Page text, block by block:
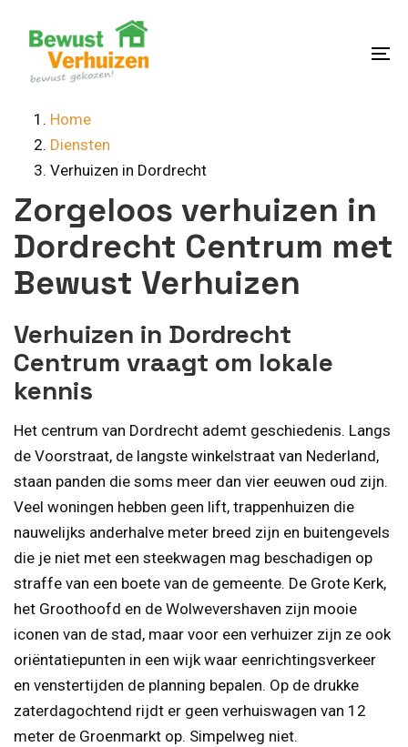
content
Home
Diensten
Verhuizen in Dordrecht
Zorgeloos verhuizen in
Dordrecht Centrum met
Bewust Verhuizen
Verhuizen in Dordrecht
Centrum vraagt om lokale
kennis
Het centrum van Dordrecht ademt geschiedenis. Langs
de Voorstraat, de langste winkelstraat van Nederland,
staan panden die soms meer dan vier eeuwen oud zijn.
Veel woningen hebben geen lift, trappenhuizen die
nauwelijks anderhalve meter breed zijn en buitengevels
die je niet met een steekwagen mag beschadigen op
straffe van een boete van de gemeente. De Grote Kerk,
het Groothoofd en de Wolwevershaven zijn mooie
iconen van de stad, maar voor een verhuizer zijn ze ook
oriëntatiepunten in een wijk waar eenrichtingsverkeer
en venstertijden de planning bepalen. Op de drukke
zaterdagochtend rijdt er geen verhuiswagen van 12
meter de Groenmarkt op. Simpelweg niet.